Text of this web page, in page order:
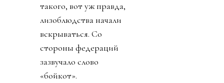
такого, вот уж правда,
лизоблюдства начали
вскрываться. Со
стороны федераций
зазвучало слово
«бойкот».